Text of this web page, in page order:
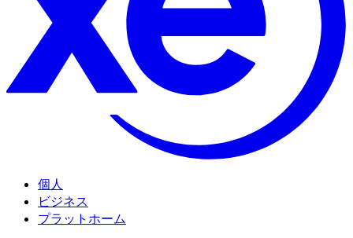
個人
ビジネス
プラットホーム